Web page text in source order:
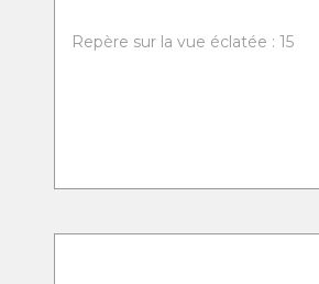
Repère sur la vue éclatée : 15